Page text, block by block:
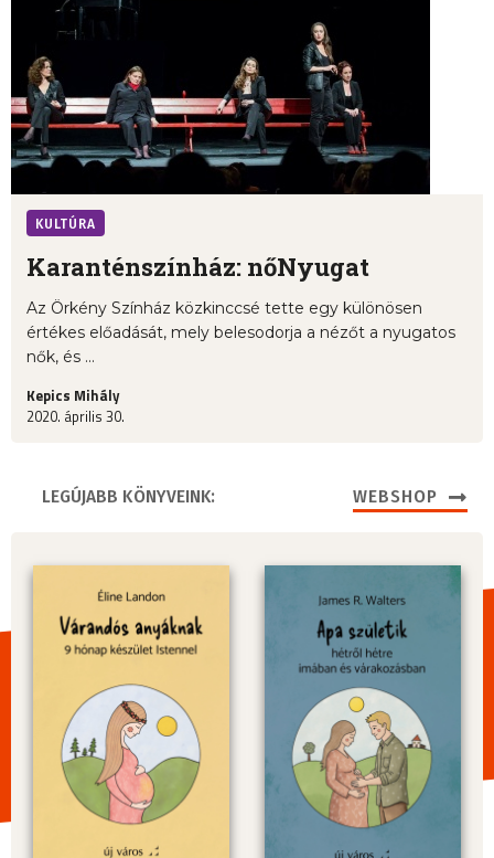
KULTÚRA
Karanténszínház: nőNyugat
Az Örkény Színház közkinccsé tette egy különösen
értékes előadását, mely belesodorja a nézőt a nyugatos
nők, és ...
Kepics Mihály
2020. április 30.
LEGÚJABB KÖNYVEINK: WEBSHOP